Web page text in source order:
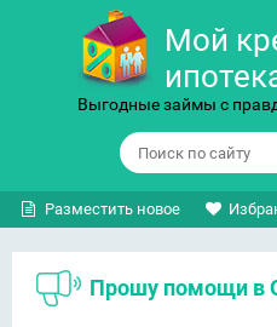
Мой
Выгодные займы с
Разместить новое
Прошу помощи в